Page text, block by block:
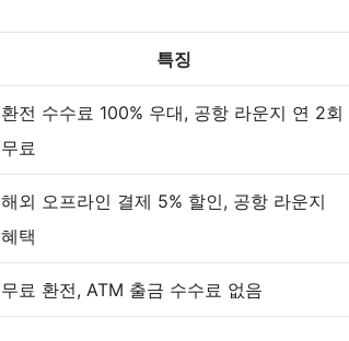
특징
환전 수수료 100% 우대, 공항 라운지 연 2회
무료
해외 오프라인 결제 5% 할인, 공항 라운지
혜택
무료 환전, ATM 출금 수수료 없음